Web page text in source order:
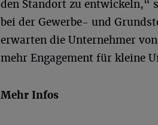
den Standort zu entwickeln,“
bei der Gewerbe- und
erwarten die Unternehmer
mehr Engagement für kleine
Mehr Infos